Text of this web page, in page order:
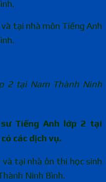
tại nhà môn Tiếng Anh
2 tại Nam Thành Ninh
Tiếng Anh lớp 2 tại
các dịch vụ.
và tại nhà ôn thi học sinh
Ninh Bình.